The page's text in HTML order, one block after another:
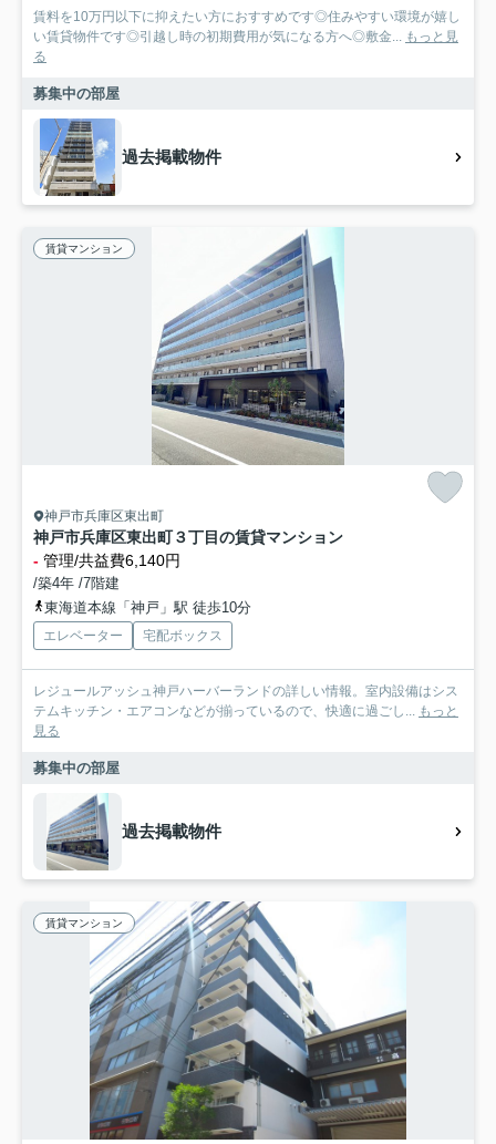
賃料を10万円以下に抑えたい方におすすめです◎住みやすい環境が嬉し
い賃貸物件です◎引越し時の初期費用が気になる方へ◎敷金... もっと見
る
募集中の部屋
過去掲載物件
賃貸マンション
神戸市兵庫区東出町
神戸市兵庫区東出町３丁目の賃貸マンション
- 管理/共益費6,140円
/築4年 /7階建
東海道本線「神戸」駅 徒歩10分
エレベーター 宅配ボックス
レジュールアッシュ神戸ハーバーランドの詳しい情報。室内設備はシス
テムキッチン・エアコンなどが揃っているので、快適に過ごし... もっと
見る
募集中の部屋
過去掲載物件
賃貸マンション